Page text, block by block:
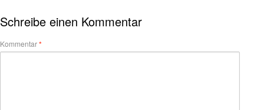
Schreibe einen Kommentar
Kommentar*